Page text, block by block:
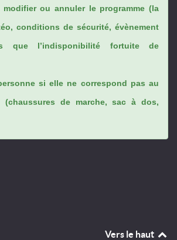
ou annuler le programme (la
conditions de sécurité, évènement
que l’indisponibilité fortuite de
si elle ne correspond pas au
de marche, sac à dos,
Vers le haut